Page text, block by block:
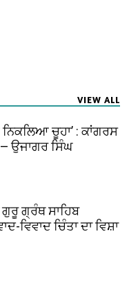
VIEW ALL
ਚੂਹਾ’ : ਕਾਂਗਰਸ
— ਉਜਾਗਰ ਸਿੰਘ
ਗੁਰੂ ਗ੍ਰੰਥ ਸਾਹਿਬ
ਵਿਵਾਦ ਚਿੰਤਾ ਦਾ ਵਿਸ਼ਾ